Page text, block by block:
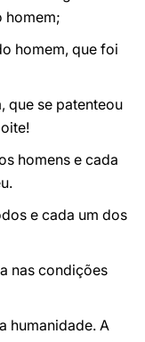
homem;
homem, que foi
que se patenteou
homens e cada
e cada um dos
nas condições
humanidade. A